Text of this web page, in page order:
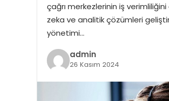
çağrı merkezlerinin iş
zeka ve analitik çözümleri
yönetimi…
admin
26 Kasım 2024